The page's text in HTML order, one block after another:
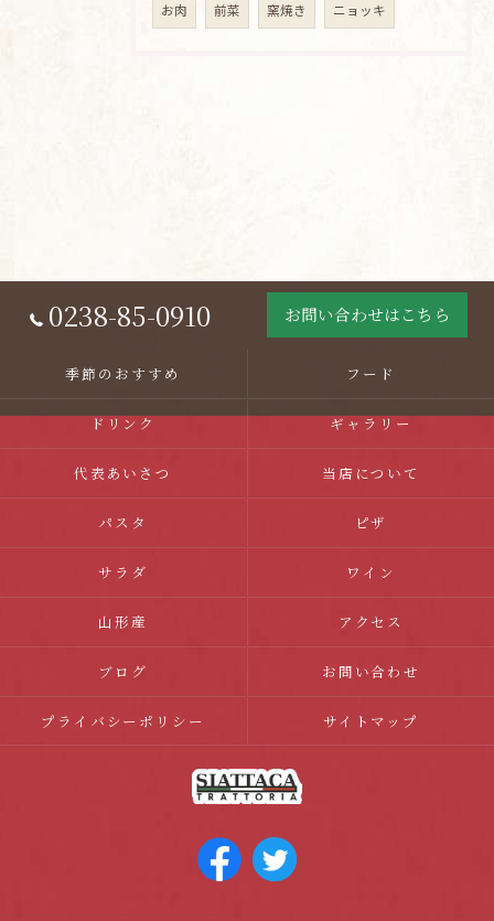
お肉 前菜 窯焼き ニョッキ
0238-85-0910 お問い合わせはこちら
季節のおすすめ フード
ドリンク ギャラリー
代表あいさつ 当店について
パスタ ピザ
サラダ ワイン
山形産 アクセス
ブログ お問い合わせ
プライバシーポリシー サイトマップ